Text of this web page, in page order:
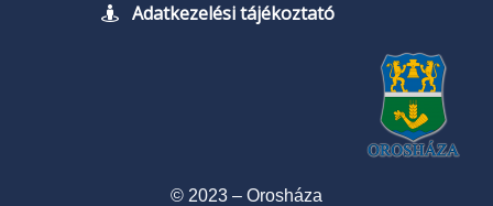
Adatkezelési tájékoztató
© 2023 – Orosháza